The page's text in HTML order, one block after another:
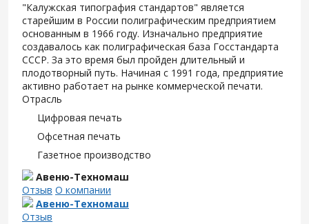
"Калужская типография стандартов" является
старейшим в России полиграфическим предприятием
основанным в 1966 году. Изначально предприятие
создавалось как полиграфическая база Госстандарта
СССР. За это время был пройден длительный и
плодотворный путь. Начиная с 1991 года, предприятие
активно работает на рынке коммерческой печати.
Отрасль
Цифровая печать
Офсетная печать
Газетное производство
Авеню-Техномаш
Отзыв О компании
Авеню-Техномаш
Отзыв